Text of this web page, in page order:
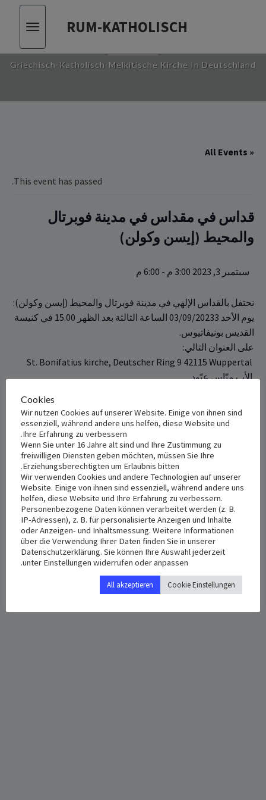
RUM-KATHOLISCH
Toggle
RUM-KATHOLISCH
Griechisch-Katholisch-Melkitische Kirche In Deutschland
« All Events
This event has passed.
قداس في مقداس في مدينة فوبرتال
والمحيط (إيسن وكولن)
سبتمبر 3, 2023 3:00 م - 6:00 م
نحتفل بالقداس الإلهي في مدينة فوبرتال والمحيط (إيسن وكولن):‏
يوم الأحد 3‏‏03/09/2023 الساعة الثالثة بعد الظهر 15.00 في ‏كنيسة
‏القديس بونيفاتيوس. ‏
على العنوان التالي:‏
+ Add to iCalendar
DETAILS
سبتمبر 3, 2023
Time:
VENUE
St. Bonifatius Kirche
Deutscher Ring 9
Wuppertal,42115 Germany +
Google Map
Cookies
Wir nutzen Cookies auf unserer Website. Einige von ihnen sind
essenziell, während andere uns helfen, diese Website und
Ihre Erfahrung zu verbessern.
Wenn Sie unter 16 Jahre alt sind und Ihre Zustimmung zu
freiwilligen Diensten geben möchten, müssen Sie Ihre
Erziehungsberechtigten um Erlaubnis bitten.
Wir verwenden Cookies und andere Technologien auf unserer
Website. Einige von ihnen sind essenziell, während andere uns
helfen, diese Website und Ihre Erfahrung zu verbessern.
Personenbezogene Daten können verarbeitet werden (z. B.
IP-Adressen), z. B. für personalisierte Anzeigen und Inhalte
oder Anzeigen- und Inhaltsmessung. Weitere Informationen
über die Verwendung Ihrer Daten finden Sie in unserer
Datenschutzerklärung. Sie können Ihre Auswahl jederzeit
unter Einstellungen widerrufen oder anpassen.
Cookie Einstellungen
All akzeptieren